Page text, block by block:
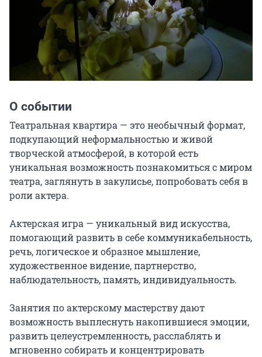
О событии
Театральная квартира — это необычный формат,
подкупающий неформальностью и живой
творческой атмосферой, в которой есть
уникальная возможность познакомиться с миром
театра, заглянуть в закулисье, попробовать себя в
роли актера.
Актерская игра — уникальный вид искусства,
помогающий развить в себе коммуникабельность,
речь, логическое и образное мышление,
художественное видение, партнерство,
наблюдательность, память, индивидуальность.
Занятия по актерскому мастерству дают
возможность выплеснуть накопившиеся эмоции,
развить целеустремленность, расслаблять и
мгновенно собирать и концентрировать